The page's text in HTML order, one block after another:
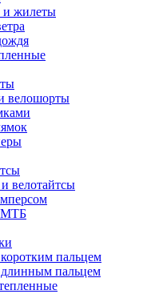
и жилеты
велошорты
велотайтсы
МТБ
пальцем
длинным пальцем